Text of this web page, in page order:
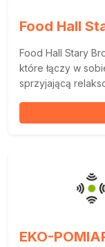
Food Hall
Food Hall Stary
które łączy w
sprzyjającą
EKO-